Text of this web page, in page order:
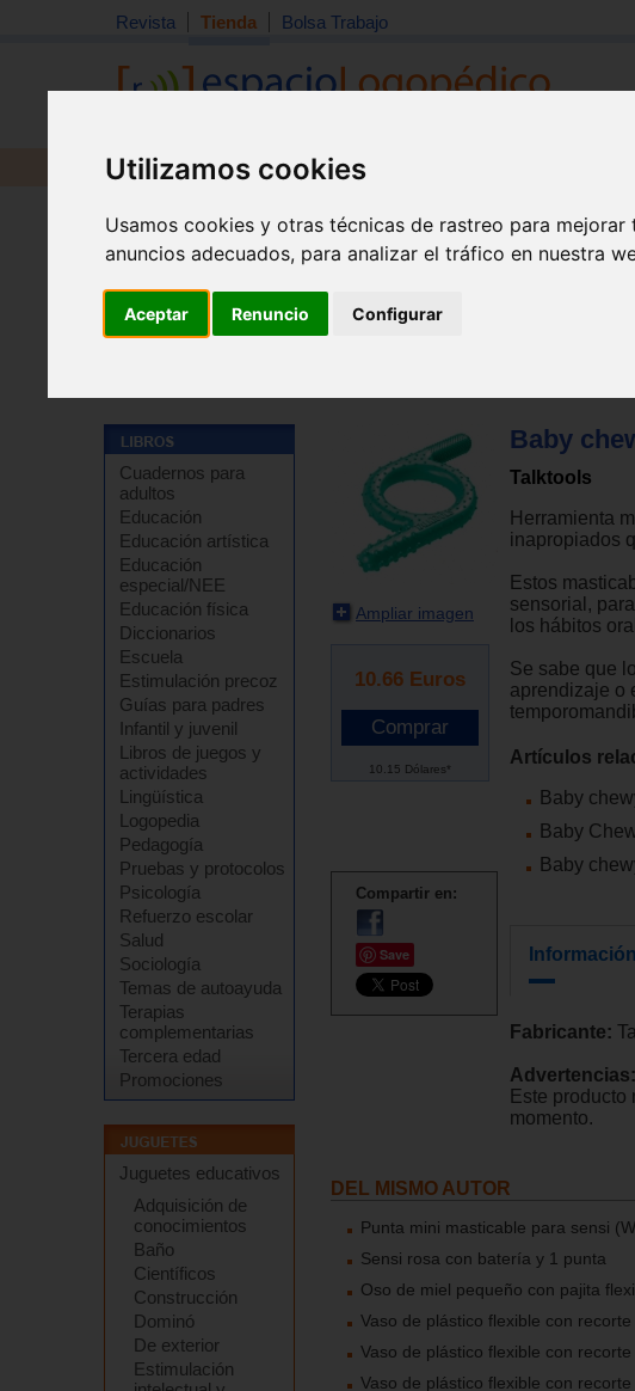
Utilizamos cookies
Usamos cookies y otras técnicas de rastreo para
anuncios adecuados, para analizar el tráfico en nuestra
Aceptar Renuncio Configurar
Revista Tienda Bolsa Trabajo
Revista Libros Material
Cuadernos para
adultos
Educación
Educación artística
Educación
especial/NEE
Educación física
Diccionarios
Escuela
Estimulación precoz
Guías para padres
Infantil y juvenil
Libros de juegos y
actividades
Lingüística
Logopedia
Pedagogía
Pruebas y protocolos
Psicología
Refuerzo escolar
Salud
Sociología
Temas de autoayuda
Terapias
complementarias
Tercera edad
Promociones
Juguetes educativos
Adquisición de
conocimientos
Baño
Científicos
Construcción
Dominó
De exterior
Estimulación
Ampliar imagen
10.66 Euros
10.15 Dólares*
Compartir en:
Save
Baby
Talktools
Herramienta
inapropiados
Estos
sensorial,
los hábitos
Se sabe que
aprendizaje o
Artículos
Baby
Baby
Baby
Fabricante:
Advertencias:
Este
momento.
DEL MISMO AUTOR
Punta mini masticable para sensi
Sensi rosa con batería y 1 punta
Oso de miel pequeño con pajita
Vaso de plástico flexible con
Vaso de plástico flexible con
Vaso de plástico flexible con